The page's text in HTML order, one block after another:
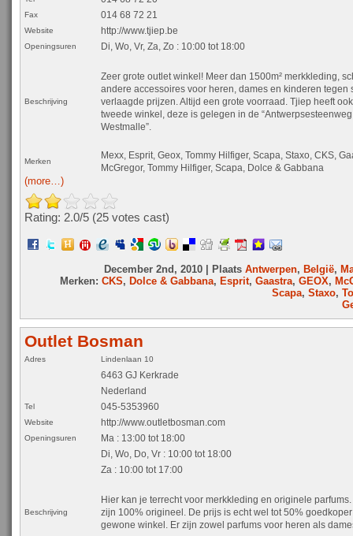
Fax 014 68 72 21
Website http://www.tjiep.be
Openingsuren Di, Wo, Vr, Za, Zo : 10:00 tot 18:00
Beschrijving
Zeer grote outlet winkel! Meer dan 1500m² merkkleding,
andere accessoires voor heren, dames en kinderen tegen
verlaagde prijzen. Altijd een grote voorraad. Tjiep heeft
tweede winkel, deze is gelegen in de
Westmalle”.
Merken
Mexx, Esprit, Geox, Tommy Hilfiger, Scapa, Staxo, CKS,
McGregor, Tommy Hilfiger, Scapa, Dolce & Gabbana
(more…)
Rating: 2.0/5 (25 votes cast)
December 2nd, 2010 | Plaats Antwerpen, België,
Merken: CKS, Dolce & Gabbana, Esprit, Gaastra, GEOX,
Scapa, Staxo,
Outlet Bosman
Adres Lindenlaan 10
6463 GJ Kerkrade
Nederland
Tel 045-5353960
Website http://www.outletbosman.com
Openingsuren
Ma : 13:00 tot 18:00
Di, Wo, Do, Vr : 10:00 tot 18:00
Za : 10:00 tot 17:00
Beschrijving
Hier kan je terrecht voor merkkleding en originele
zijn 100% origineel. De prijs is echt wel tot 50%
gewone winkel. Er zijn zowel parfums voor heren als